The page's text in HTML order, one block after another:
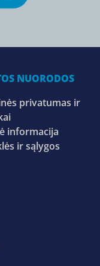
NUORODOS
privatumas ir
informacija
ir sąlygos